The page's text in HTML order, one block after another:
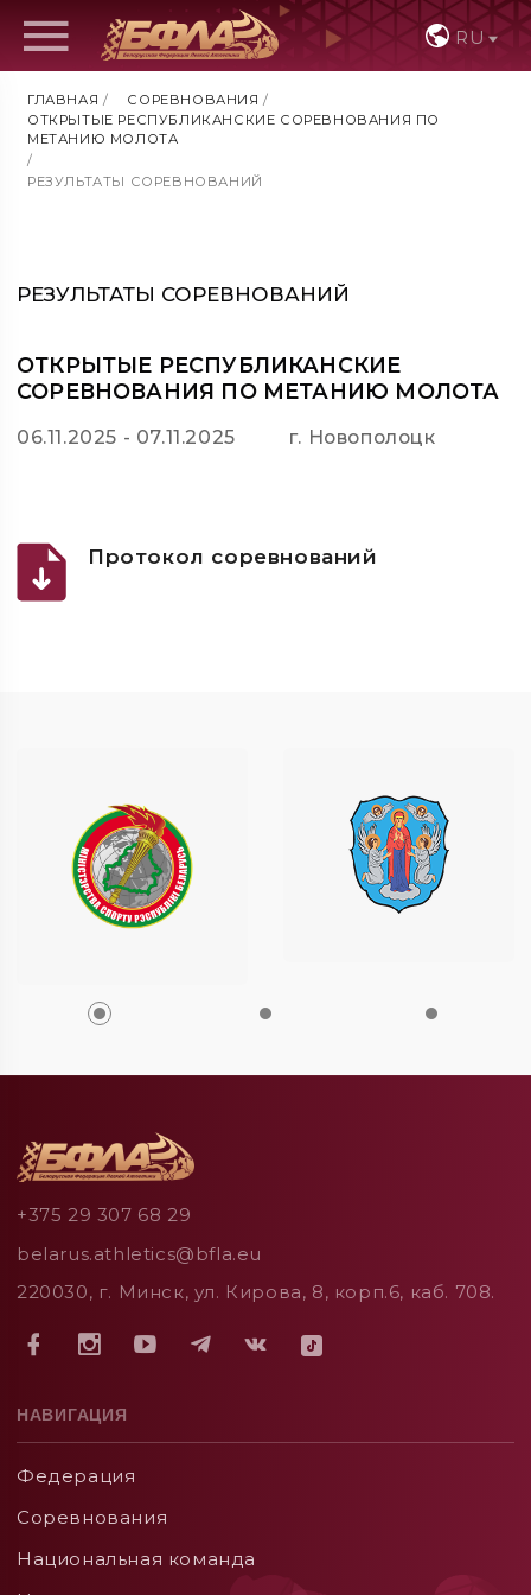
RU
ГЛАВНАЯ / СОРЕВНОВАНИЯ /
ОТКРЫТЫЕ РЕСПУБЛИКАНСКИЕ СОРЕВНОВАНИЯ ПО
МЕТАНИЮ МОЛОТА
/
РЕЗУЛЬТАТЫ СОРЕВНОВАНИЙ
РЕЗУЛЬТАТЫ СОРЕВНОВАНИЙ
ОТКРЫТЫЕ РЕСПУБЛИКАНСКИЕ
СОРЕВНОВАНИЯ ПО МЕТАНИЮ МОЛОТА
06.11.2025 - 07.11.2025 г. Новополоцк
Протокол соревнований
+375 29 307 68 29
belarus.athletics@bfla.eu
220030, г. Минск, ул. Кирова, 8, корп.6, каб. 708.
НАВИГАЦИЯ
Федерация
Соревнования
Национальная команда